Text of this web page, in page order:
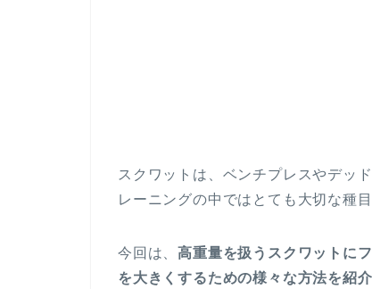
スクワットは、ベンチプレスやデッ
レーニングの中ではとても大切な種目
今回は、高重量を扱うスクワットに
を大きくするための様々な方法を紹介